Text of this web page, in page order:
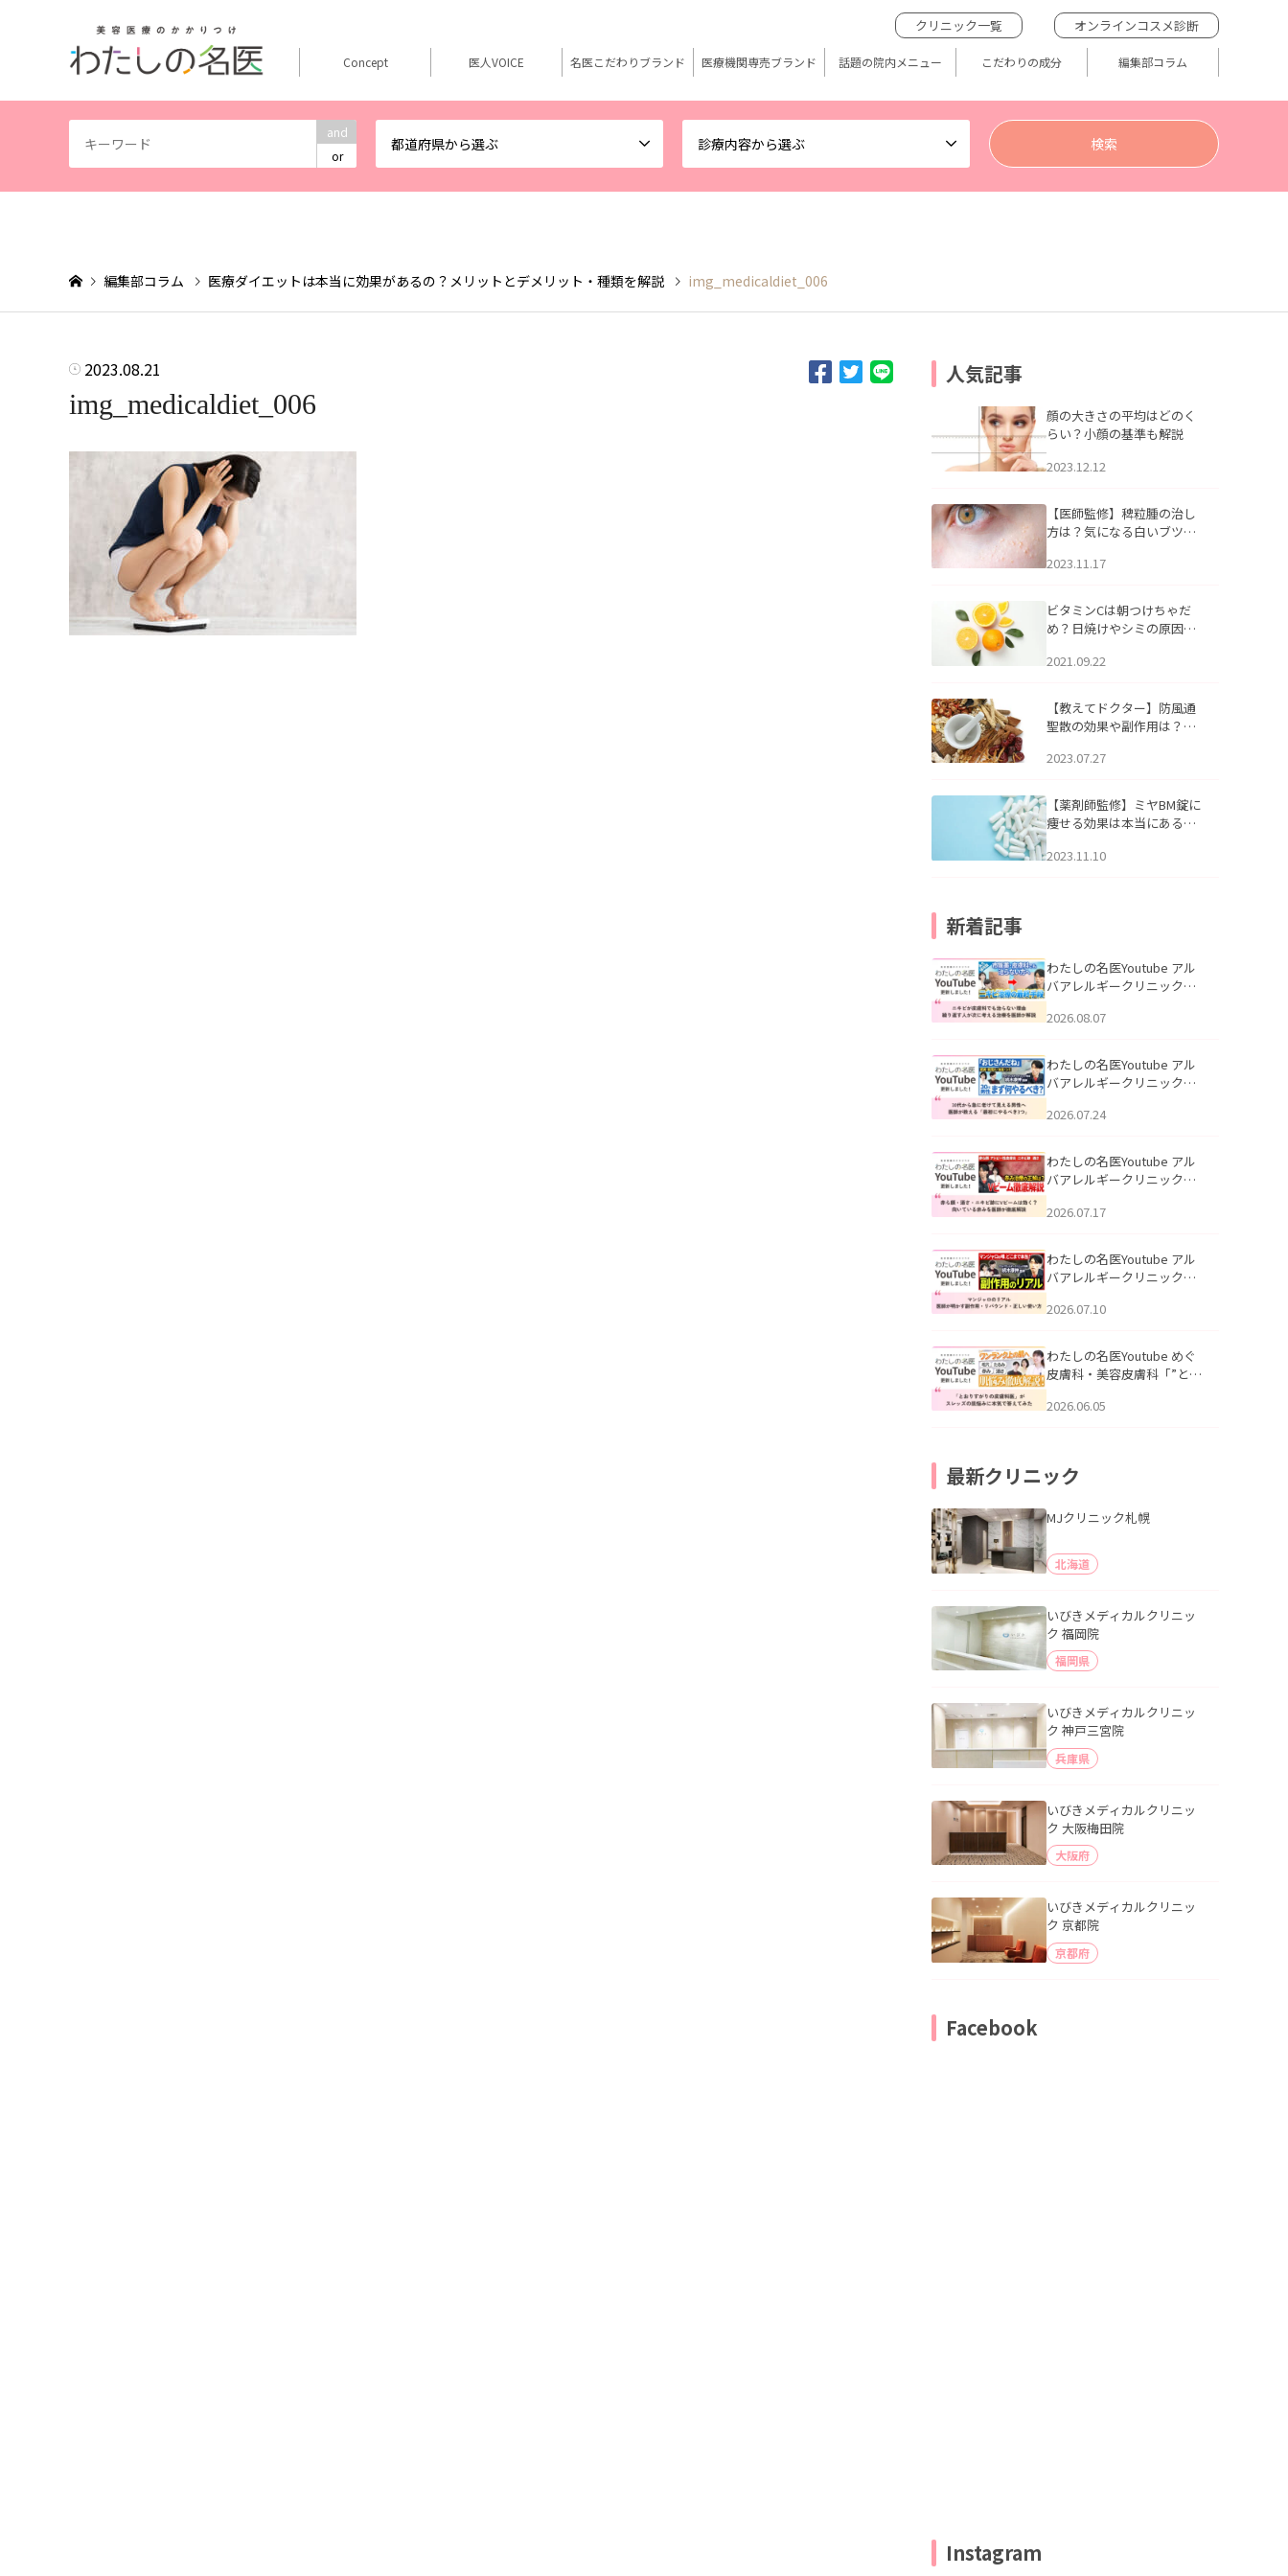
and
or
都道府県から選ぶ 診療内容から選ぶ
クリニック一覧 オンラインコスメ診断
Concept 医人VOICE 名医こだわりブランド 医療機関専売ブランド 話題の院内メニュー こだわりの成分 編集部コラム
編集部コラム 医療ダイエットは本当に効果があるの？メリットとデメリット・種類を解説 img_medicaldiet_006
2023.08.21
img_medicaldiet_006
人気記事
顔の大きさの平均はどのく
らい？小顔の基準も解説
2023.12.12
【医師監修】稗粒腫の治し
方は？気になる白いブツブ
アについて
2023.11.17
ビタミンCは朝つけちゃだ
め？日焼けやシミの原因に
2021.09.22
【教えてドクター】防風通
聖散の効果や副作用は？長
2023.07.27
【薬剤師監修】ミヤBM錠に
痩せる効果は本当にある
2023.11.10
新着記事
わたしの名医Youtube アル
バアレルギークリニック札
らない理由｜繰り返す人が
説」を公開いたしました。
2026.08.07
わたしの名医Youtube アル
バアレルギークリニック札
える男性へ｜医師が教える
公開いたしました。
2026.07.24
わたしの名医Youtube アル
バアレルギークリニック札
跡にVビームは効く？向いて
説」を公開いたしました。
2026.07.17
わたしの名医Youtube アル
バアレルギークリニック札
医師が明かす副作用・リバ
公開いたしました。
2026.07.10
わたしの名医Youtube めぐ
皮膚科・美容皮膚科「”とお
ッズの肌悩みに本気で答え
2026.06.05
最新クリニック
MJクリニック札幌
北海道
いびきメディカルクリニッ
ク 福岡院
福岡県
いびきメディカルクリニッ
ク 神戸三宮院
兵庫県
いびきメディカルクリニッ
ク 大阪梅田院
大阪府
いびきメディカルクリニッ
ク 京都院
京都府
Facebook
Instagram